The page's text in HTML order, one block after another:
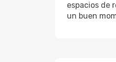
espacios de
un buen